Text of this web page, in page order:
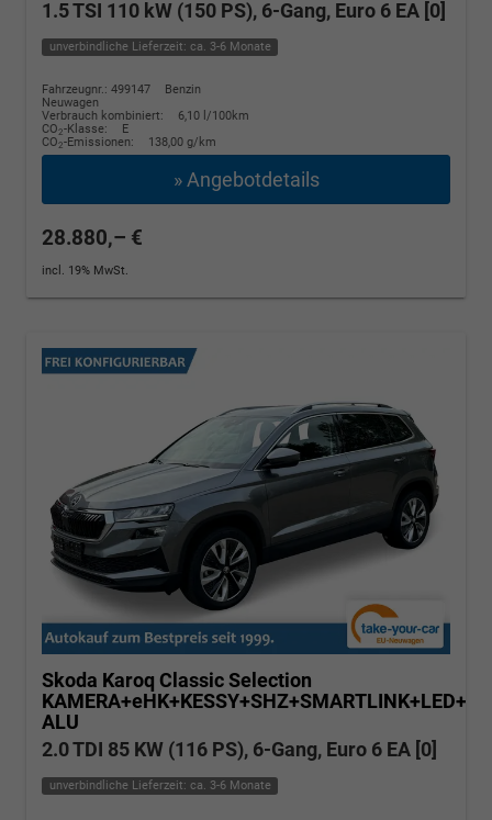
1.5 TSI 110 kW (150 PS), 6-Gang, Euro 6 EA [0]
unverbindliche Lieferzeit: ca. 3-6 Monate
Fahrzeugnr.: 499147
Benzin
Neuwagen
Verbrauch kombiniert:
6,10 l/100km
CO2-Klasse:
E
CO2-Emissionen: 138,00 g/km
» Angebotdetails
28.880,– €
incl. 19% MwSt.
Skoda Karoq Classic Selection
ALU
2.0 TDI 85 KW (116 PS), 6-Gang, Euro 6 EA [0]
unverbindliche Lieferzeit: ca. 3-6 Monate